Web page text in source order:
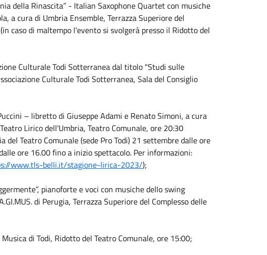
della Rinascita” - Italian Saxophone Quartet con musiche
a cura di Umbria Ensemble, Terrazza Superiore del
caso di maltempo l'evento si svolgerà presso il Ridotto del
Culturale Todi Sotterranea dal titolo "Studi sulle
Culturale Todi Sotterranea, Sala del Consiglio
– libretto di Giuseppe Adami e Renato Simoni, a cura
Lirico dell'Umbria, Teatro Comunale, ore 20:30
del Teatro Comunale (sede Pro Todi) 21 settembre dalle ore
ore 16.00 fino a inizio spettacolo. Per informazioni:
www.tls-belli.it/stagione-lirica-2023/);
pianoforte e voci con musiche dello swing
di Perugia, Terrazza Superiore del Complesso delle
di Todi, Ridotto del Teatro Comunale, ore 15:00;